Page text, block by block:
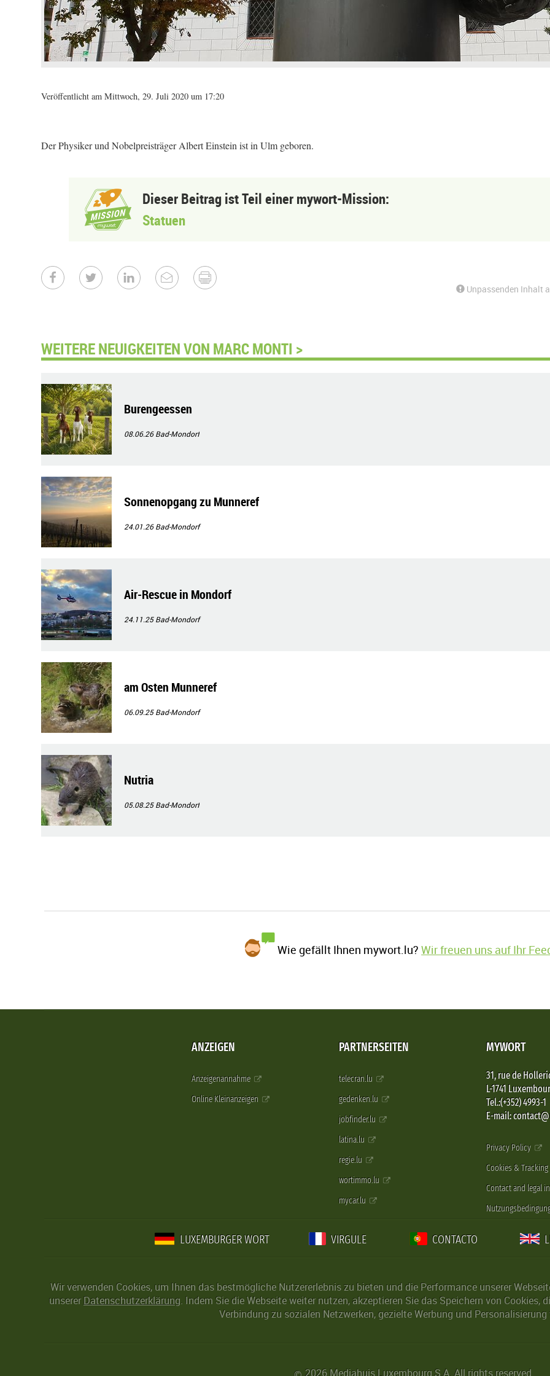
Veröffentlicht am Mittwoch, 29. Juli 2020 um 17:20
Der Physiker und Nobelpreisträger Albert Einstein ist in Ulm geboren.
Dieser Beitrag ist Teil einer mywort-Mission:
Statuen
Unpassenden Inhalt
WEITERE NEUIGKEITEN VON MARC MONTI >
Burengeessen
08.06.26Bad-Mondorf
Sonnenopgang zu Munneref
24.01.26Bad-Mondorf
Air-Rescue in Mondorf
24.11.25Bad-Mondorf
am Osten Munneref
06.09.25Bad-Mondorf
Nutria
05.08.25Bad-Mondorf
Wie gefällt Ihnen mywort.lu?Wir freuen uns auf Ihr
ANZEIGEN
Anzeigenannahme
Online Kleinanzeigen
PARTNERSEITEN
telecran.lu
gedenken.lu
jobfinder.lu
latina.lu
regie.lu
wortimmo.lu
mycar.lu
MYWORT
31, rue de
L-1741
Tel.:(+352) 4993-1
E-mail:
Privacy Policy
Cookies & Tracking
Contact and legal
LUXEMBURGER WORT VIRGULE CONTACTO
Wir verwenden Cookies, um Ihnen das bestmögliche Nutzererlebnis zu bieten und die Performance unserer
unserer Datenschutzerklärung. Indem Sie die Webseite weiter nutzen, akzeptieren Sie das Speichern von
Verbindung zu sozialen Netzwerken, gezielte Werbung und
2026 Mediahuis Luxembourg S.A. All rights reserved